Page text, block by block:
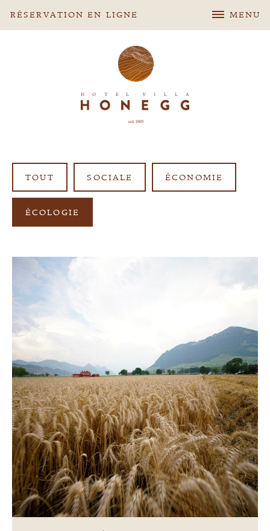
RÉSERVATION EN LIGNE MENU
TOUT SOCIALE ÉCONOMIE
ÉCOLOGIE